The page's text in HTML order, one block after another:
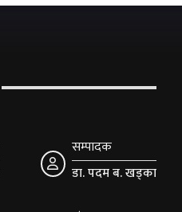
सम्पादक
डा. पदम ब. खड्का